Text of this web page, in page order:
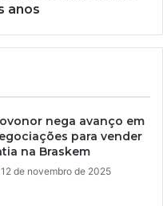
anos
nega avanço em
para vender
na Braskem
12 de novembro de 2025